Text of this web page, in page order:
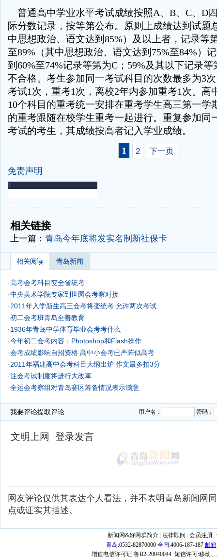
普通高中学业水平考试成绩按照A、B、C、D
际分数记录，按等第公布。原则上成绩达到试题
中思想政治、语文达到85%）及以上者，记录等
至89%（其中思想政治、语文达到75%至84%）
到60%至74%记录等第为C；59%及其以下记录
不合格。考生参加同一考试科目的次数最多为3
考试1次，重考1次，离校2年内参加重考1次。高
10个科目的重考统一安排在重考学生高三第一学
的重考跟随在校学生重考一起进行。重复参加同
考试的考生，其成绩按高者记入学业成绩。
1
2 下一页
免责声明
-
相关链接
上一篇： 青岛今年底将发实名制新社保卡
相关阅读 青岛新闻
·高考会考科目变全省统考
·中央美术学院专家到世园会考察对接
·2011年入学新生高三会考将变统考 允许两次考试
·初二会考班青岛至善教育
·1936年青岛中学体育毕业会考考什么
·今年初二会考内容：Photoshop和Flash操作
·会考成绩影响自招资格 高中小会考已严阵似高考
·2011年福建高中会考科目大纲出炉 作文最多扣3分
·注会考试制度将进行大改革
·全运会考察组对青岛赛区筹备情况表示满意
我要评论提取评论... 用户名： 密码：
网友评论仅供其表达个人看法，并不表明青岛新闻网
点或证实其描述。